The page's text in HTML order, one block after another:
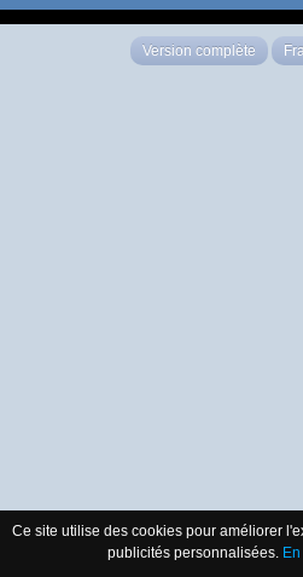
Version complète
Ce site utilise des cookies pour améliorer
publicités personnalisées.